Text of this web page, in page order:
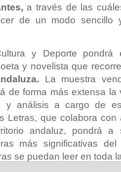
a través de las
de un modo sencillo
y Deporte pondrá
y novelista que
La muestra
de forma más extensa
y análisis a cargo de
Letras, que colabora
andaluz, pondrá a
más significativas
se puedan leer en toda